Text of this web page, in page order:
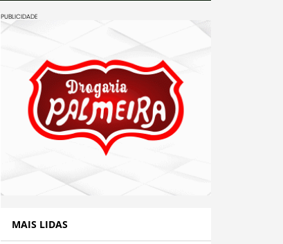
PUBLICIDADE
MAIS LIDAS